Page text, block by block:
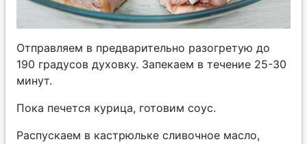
Отправляем в предварительно разогретую до
190 градусов духовку. Запекаем в течение 25-30
минут.
Пока печется курица, готовим соус.
Распускаем в кастрюльке сливочное масло,